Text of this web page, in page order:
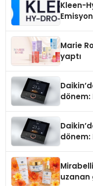
Kleen-
Marie
yaptı
dönem:
dönem:
uzanan